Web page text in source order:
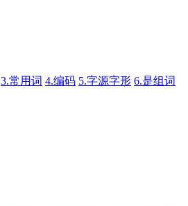
3.常用词 4.编码 5.字源字形 6.是组词